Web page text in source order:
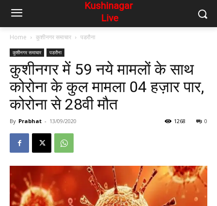
Home कुशीनगर समाचार पडरौना
कुशीनगर समाचार पडरौना
कुशीनगर में 59 नये मामलों के साथ
कोरोना के कुल मामला 04 हज़ार पार,
कोरोना से 28वी मौत
By Prabhat - 13/09/2020 0
1268